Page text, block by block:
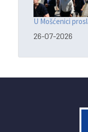
U Mošćenici
26-07-2026